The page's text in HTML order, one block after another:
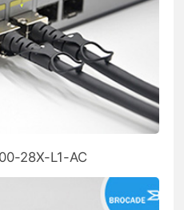
28X-L1-AC